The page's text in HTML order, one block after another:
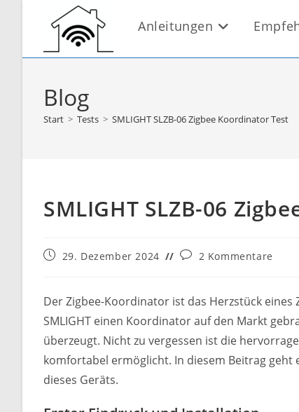
Anleitungen
Blog
Start > Tests > SMLIGHT SLZB-06 Zigbee Koordinator Test
SMLIGHT SLZB-06
Beitrag29. Dezember 2024
Beitrags-
2 Kommentare
Der Zigbee-Koordinator ist das Herzstück
SMLIGHT einen Koordinator auf den Markt
überzeugt. Nicht zu vergessen ist die
komfortabel ermöglicht. In diesem Beitrag geht
dieses Geräts.